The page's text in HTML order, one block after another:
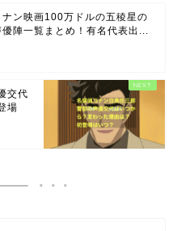
ナン映画100万ドルの五稜星の
陣一覧まとめ！有名代表出...
交代
場